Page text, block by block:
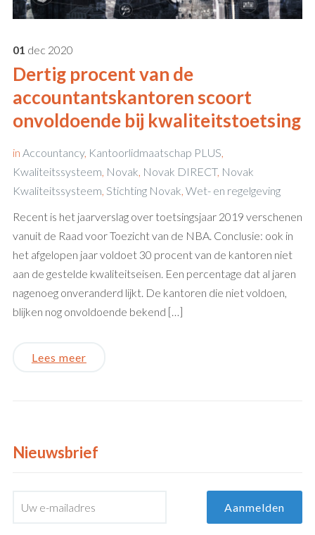
01 dec 2020
Dertig procent van de
accountantskantoren scoort
onvoldoende bij kwaliteitstoetsing
in Accountancy, Kantoorlidmaatschap PLUS,
Kwaliteitssysteem, Novak, Novak DIRECT, Novak
Kwaliteitssysteem, Stichting Novak, Wet- en regelgeving
Recent is het jaarverslag over toetsingsjaar 2019 verschenen
vanuit de Raad voor Toezicht van de NBA. Conclusie: ook in
het afgelopen jaar voldoet 30 procent van de kantoren niet
aan de gestelde kwaliteitseisen. Een percentage dat al jaren
nagenoeg onveranderd lijkt. De kantoren die niet voldoen,
blijken nog onvoldoende bekend […]
Lees meer
Nieuwsbrief